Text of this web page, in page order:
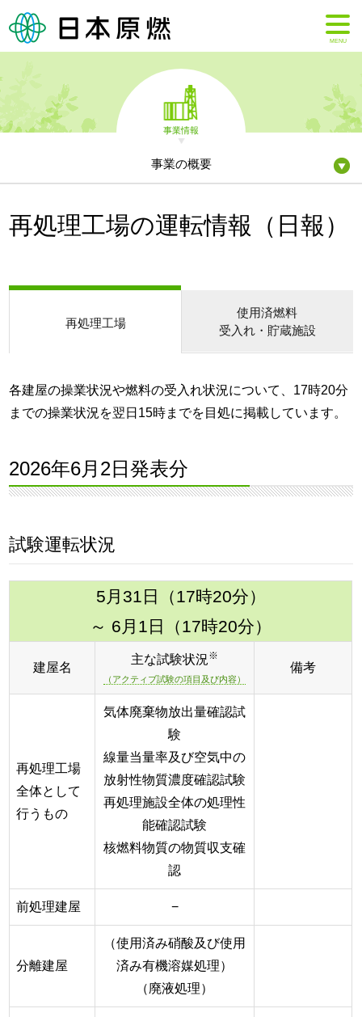
MENU
事業情報
事業の概要
再処理工場の運転情報（日報）
再処理工場
使用済燃料
受入れ・貯蔵施設
各建屋の操業状況や燃料の受入れ状況について、17時20分
までの操業状況を翌日15時までを目処に掲載しています。
2026年6月2日発表分
試験運転状況
5月31日（17時20分）
～ 6月1日（17時20分）
建屋名
主な試験状況※
（アクティブ試験の項目及び内容）
備考
再処理工場
全体として
行うもの
気体廃棄物放出量確認試
験
線量当量率及び空気中の
放射性物質濃度確認試験
再処理施設全体の処理性
能確認試験
核燃料物質の物質収支確
認
前処理建屋 −
分離建屋
（使用済み硝酸及び使用
済み有機溶媒処理）
（廃液処理）